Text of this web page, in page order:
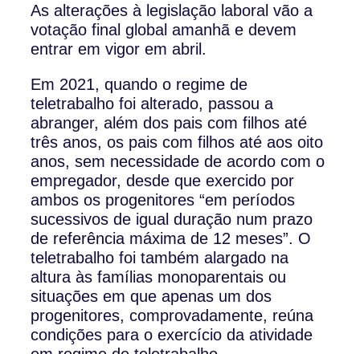
As alterações à legislação laboral vão a
votação final global amanhã e devem
entrar em vigor em abril.
Em 2021, quando o regime de
teletrabalho foi alterado, passou a
abranger, além dos pais com filhos até
três anos, os pais com filhos até aos oito
anos, sem necessidade de acordo com o
empregador, desde que exercido por
ambos os progenitores “em períodos
sucessivos de igual duração num prazo
de referência máxima de 12 meses”. O
teletrabalho foi também alargado na
altura às famílias monoparentais ou
situações em que apenas um dos
progenitores, comprovadamente, reúna
condições para o exercício da atividade